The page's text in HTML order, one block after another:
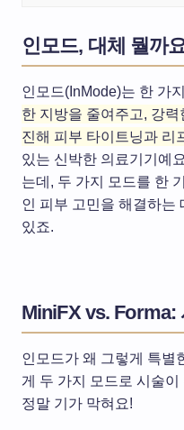
인모드, 대체 뭘까
인모드(InMode)는 한 가
한 지방을 줄여주고, 강
진해 피부 타이트닝과 리
있는 신박한 의료기기예
는데, 두 가지 모드를 한
인 피부 고민을 해결하는
있죠.
MiniFX vs. Forma:
인모드가 왜 그렇게 특별
게 두 가지 모드로 시술
정말 기가 막혀요!